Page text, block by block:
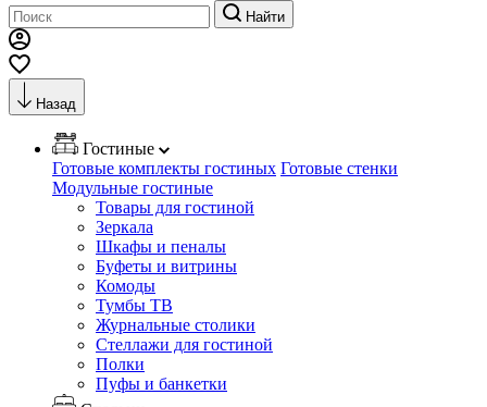
Найти
Назад
Гостиные
Готовые комплекты гостиных Готовые стенки
Модульные гостиные
Товары для гостиной
Зеркала
Шкафы и пеналы
Буфеты и витрины
Комоды
Тумбы ТВ
Журнальные столики
Стеллажи для гостиной
Полки
Пуфы и банкетки